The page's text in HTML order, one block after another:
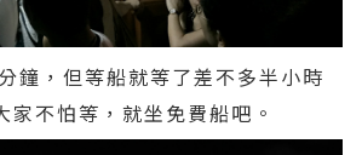
鐘，但等船就等了差不多半小時
家不怕等，就坐免費船吧。